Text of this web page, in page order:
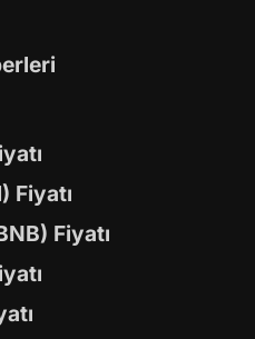
Fiyatı
Fiyatı